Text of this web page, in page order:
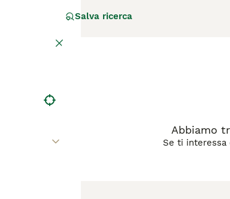
denso e impermeabile, di colore che
all'aperto e si dimostra
affettuoso e protettivo con la sua
Per scoprire se il Chesapeake Bay
Salva ricerca
Abbiamo
Se ti